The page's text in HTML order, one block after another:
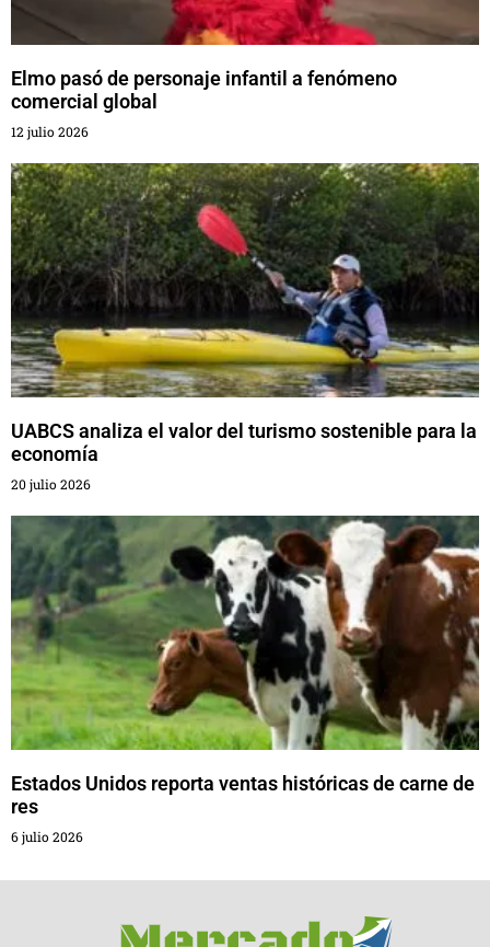
Elmo pasó de personaje infantil a fenómeno
comercial global
12 julio 2026
UABCS analiza el valor del turismo sostenible para la
economía
20 julio 2026
Estados Unidos reporta ventas históricas de carne de
res
6 julio 2026